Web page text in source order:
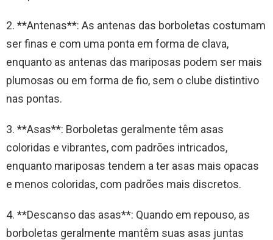
2. **Antenas**: As antenas das borboletas costumam
ser finas e com uma ponta em forma de clava,
enquanto as antenas das mariposas podem ser mais
plumosas ou em forma de fio, sem o clube distintivo
nas pontas.
3. **Asas**: Borboletas geralmente têm asas
coloridas e vibrantes, com padrões intricados,
enquanto mariposas tendem a ter asas mais opacas
e menos coloridas, com padrões mais discretos.
4. **Descanso das asas**: Quando em repouso, as
borboletas geralmente mantêm suas asas juntas